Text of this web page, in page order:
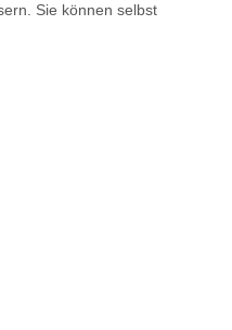
Sie können selbst